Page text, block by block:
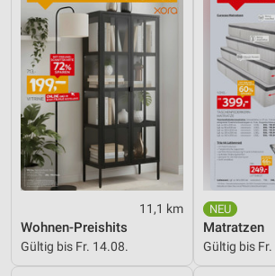
11,1 km
Wohnen-Preishits
Gültig bis Fr. 14.08.
Matratzen
Gültig bis